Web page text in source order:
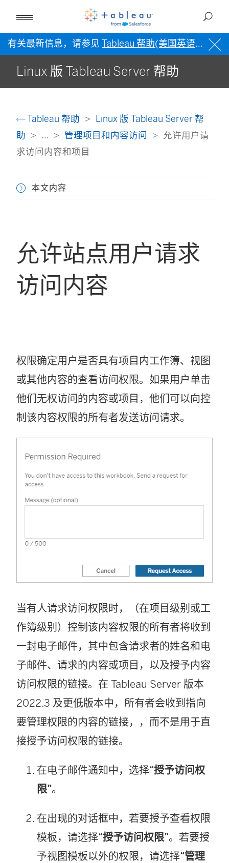
有关最新信息，请参见 Tableau 帮助(美国英语) 。
Linux 版 Tableau Server 帮助
Tableau 帮助
Linux 版 Tableau Server 帮
助
... 管理项目和内容访问
允许用户请
求访问内容和项目
本文内容
允许站点用户请求
访问内容
权限确定用户是否具有项目内工作簿、视图
或其他内容的查看访问权限。如果用户单击
他们无权访问的内容或项目，他们可以向控
制该内容权限的所有者发送访问请求。
当有人请求访问权限时，（在项目级别或工
作簿级别）控制该内容权限的所有者将收到
一封电子邮件，其中包含请求者的姓名和电
子邮件、请求的内容或项目，以及授予内容
访问权限的链接。在 Tableau Server 版本
2022.3 及更低版本中，所有者会收到指向
要管理权限的内容的链接，，而不是用于直
接授予访问权限的链接。
在电子邮件通知中，选择“授予访问权
限”。
在出现的对话框中，若要授予查看权限
模板，请选择“授予访问权限”。若要授
予视图模板以外的权限，请选择“管理